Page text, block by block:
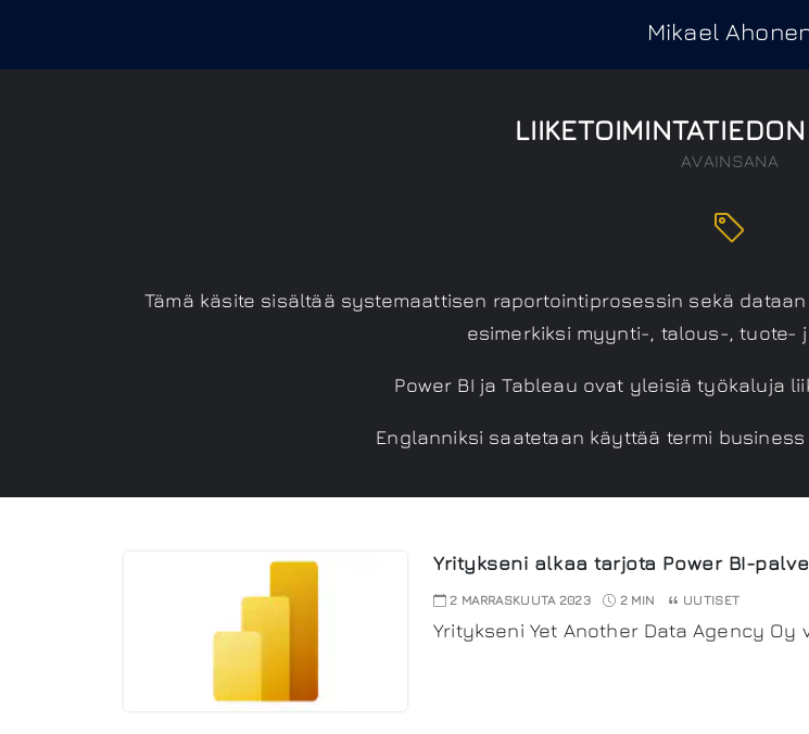
Mikael
AVAINSANA
Tämä käsite sisältää systemaattisen raportointiprosessin sekä
esimerkiksi myynti-, talous-, tuote-
Power BI ja Tableau ovat yleisiä työkaluja
Englanniksi saatetaan käyttää termi
Yritykseni alkaa tarjota Power BI-
2 MARRASKUUTA 2023 2 MIN UUTISET
Yritykseni Yet Another Data Agency